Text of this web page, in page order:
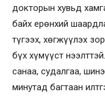
докторын хувьд
байх ерөнхий
түгээх, хөгжүүлэх
бүх хүмүүст
санаа, судалгаа,
минутад багтаан